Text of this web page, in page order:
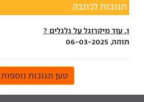
תגובות לכתבה
1. עוד מיקרוגל על גלגלים ?
תוהה, 06-03-2025
טען תגובות נוספות